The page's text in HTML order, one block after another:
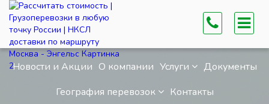
Новости и Акции О компании Услуги
Документы
География перевозок
Контакты